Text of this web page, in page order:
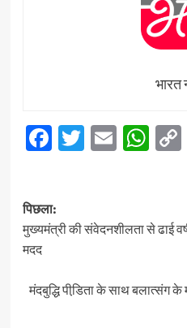
भारत
Facebook
Twitter
Email
पोस्ट
नेविगेशन
पिछला:
मुख्यमंत्री की संवेदनशीलता से ढाई
मदद
मंदबुद्धि पीडि़ता के साथ बलात्संग के